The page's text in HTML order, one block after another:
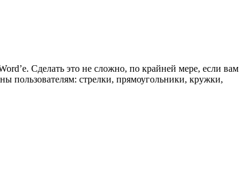
Сделать это не сложно, по крайней мере, если вам
пользователям: стрелки, прямоугольники, кружки,